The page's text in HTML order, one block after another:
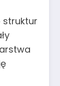
struktur